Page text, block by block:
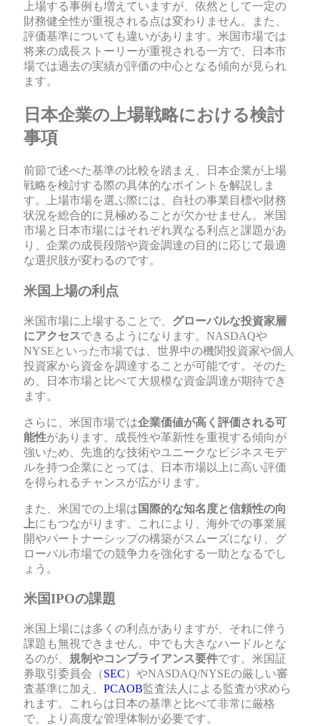
上場する事例も増えていますが、依然として一定の
財務健全性が重視される点は変わりません。また、
評価基準についても違いがあります。米国市場では
将来の成長ストーリーが重視される一方で、日本市
場では過去の実績が評価の中心となる傾向が見られ
ます。
日本企業の上場戦略における検討
事項
前節で述べた基準の比較を踏まえ、日本企業が上場
戦略を検討する際の具体的なポイントを解説しま
す。上場市場を選ぶ際には、自社の事業目標や財務
状況を総合的に見極めることが欠かせません。米国
市場と日本市場にはそれぞれ異なる利点と課題があ
り、企業の成長段階や資金調達の目的に応じて最適
な選択肢が変わるのです。
米国上場の利点
米国市場に上場することで、 グローバルな投資家層
にアクセスできるようになります。NASDAQや
NYSEといった市場では、世界中の機関投資家や個人
投資家から資金を調達することが可能です。そのた
め、日本市場と比べて大規模な資金調達が期待でき
ます。
さらに、米国市場では企業価値が高く評価される可
能性があります。成長性や革新性を重視する傾向が
強いため、先進的な技術やユニークなビジネスモデ
ルを持つ企業にとっては、日本市場以上に高い評価
を得られるチャンスが広がります。
また、米国での上場は 国際的な知名度と信頼性の向
上にもつながります。これにより、海外での事業展
開やパートナーシップの構築がスムーズになり、グ
ローバル市場での競争力を強化する一助となるでし
ょう。
米国IPOの課題
米国上場には多くの利点がありますが、それに伴う
課題も無視できません。中でも大きなハードルとな
るのが、 規制やコンプライアンス要件です。米国証
券取引委員会（SEC）やNASDAQ/NYSEの厳しい審
査基準に加え、 PCAOB監査法人による監査が求めら
れます。これらは日本の基準と比べて非常に厳格
で、より高度な管理体制が必要です。